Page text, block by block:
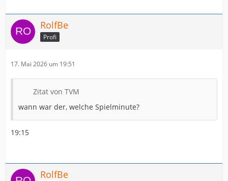
RolfBe
Profi
17. Mai 2026 um 19:51
Zitat von TVM
wann war der, welche Spielminute?
19:15
RolfBe